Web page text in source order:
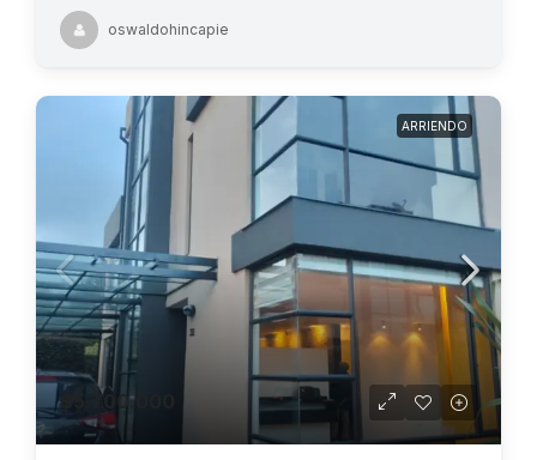
oswaldohincapie
ARRIENDO
$5.700.000